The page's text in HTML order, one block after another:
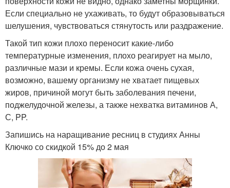
Если специально не ухаживать, то будут образовываться
шелушения, чувствоваться стянутость или раздражение.
Такой тип кожи плохо переносит какие-либо
температурные изменения, плохо реагирует на мыло,
различные мази и кремы. Если кожа очень сухая,
возможно, вашему организму не хватает пищевых
жиров, причиной могут быть заболевания печени,
поджелудочной железы, а также нехватка витаминов А,
С, PP.
Запишись на наращивание ресниц в студиях Анны
Ключко со скидкой 15% до 2 мая